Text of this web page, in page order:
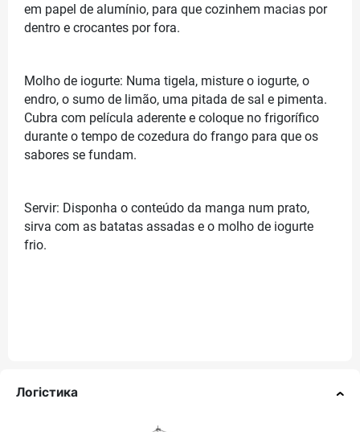
em papel de alumínio, para que cozinhem macias por
dentro e crocantes por fora.
Molho de iogurte: Numa tigela, misture o iogurte, o
endro, o sumo de limão, uma pitada de sal e pimenta.
Cubra com película aderente e coloque no frigorífico
durante o tempo de cozedura do frango para que os
sabores se fundam.
Servir: Disponha o conteúdo da manga num prato,
sirva com as batatas assadas e o molho de iogurte
frio.
Логістика